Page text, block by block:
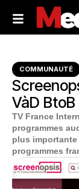
COMMUNAUTÉ
VàD
TV France
programmes
plus
programmes